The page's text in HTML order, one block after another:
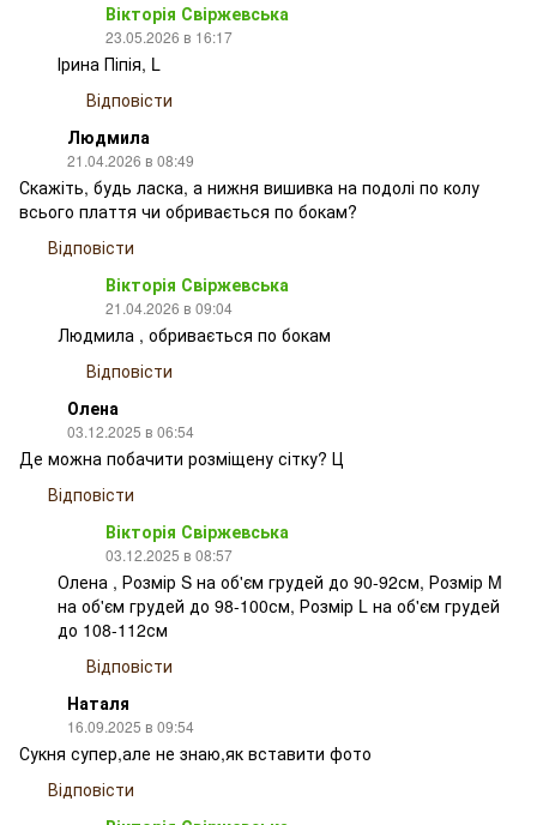
Вікторія Свіржевська
23.05.2026 в 16:17
Ірина Піпія, L
Відповісти
Людмила
21.04.2026 в 08:49
Скажіть, будь ласка, а нижня вишивка на подолі по колу
всього плаття чи обривається по бокам?
Відповісти
Вікторія Свіржевська
21.04.2026 в 09:04
Людмила , обривається по бокам
Відповісти
Олена
03.12.2025 в 06:54
Де можна побачити розміщену сітку? Ц
Відповісти
Вікторія Свіржевська
03.12.2025 в 08:57
Олена , Розмір S на об'єм грудей до 90-92см, Розмір M
на об'єм грудей до 98-100см, Розмір L на об'єм грудей
до 108-112см
Відповісти
Наталя
16.09.2025 в 09:54
Сукня супер,але не знаю,як вставити фото
Відповісти